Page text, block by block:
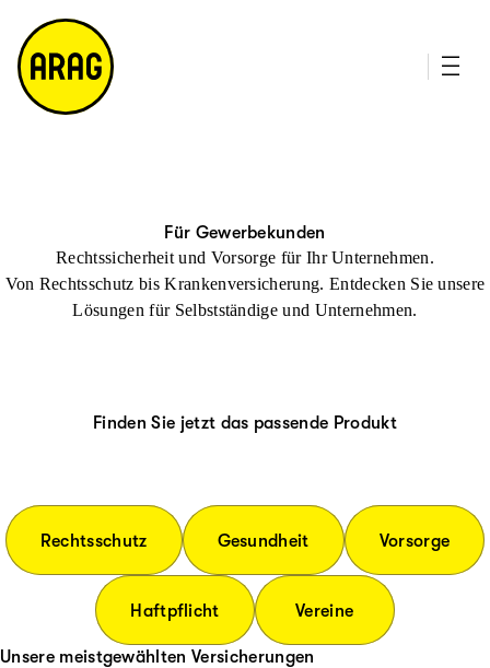
m
a
p
Für Gewerbekunden
Rechtssicherheit und Vorsorge für Ihr Unternehmen.
Von Rechtsschutz bis Krankenversicherung. Entdecken Sie unsere
Lösungen für Selbstständige und Unternehmen.
Finden Sie jetzt das passende Produkt
Rechtsschutz Gesundheit Vorsorge
Haftpflicht Vereine
Unsere meistgewählten Versicherungen